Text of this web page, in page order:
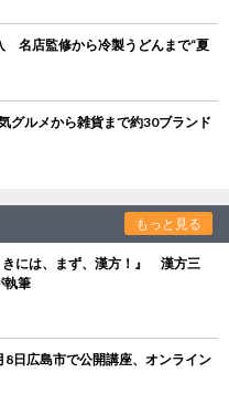
名店監修から冷製うどんまで“夏
ルメから雑貨まで約30ブランド
もっと見る
きには、まず、漢方！』 漢方三
執筆
日広島市で公開講座、オンライン